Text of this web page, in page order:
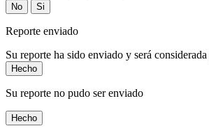
No Si
Reporte enviado
Su reporte ha sido enviado y será
Hecho
Su reporte no pudo ser enviado
Hecho